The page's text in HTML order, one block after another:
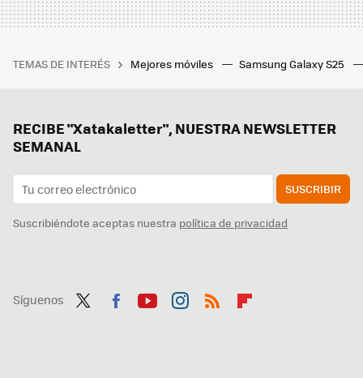
TEMAS DE INTERÉS Mejores móviles Samsung Galaxy S25
RECIBE "Xatakaletter", NUESTRA NEWSLETTER
SEMANAL
SUSCRIBIR
Suscribiéndote aceptas nuestra política de privacidad
Síguenos